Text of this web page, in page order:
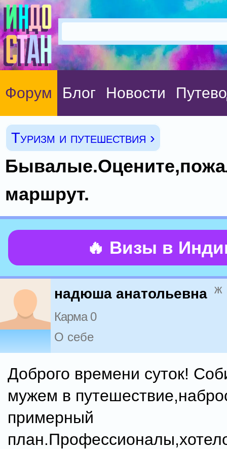
Форум Блог Новости
Туризм и путешествия ›
маршрут.
🔥 Визы в
надюша анатольевна ж
Карма 0
О себе
Доброго времени суток!
мужем в
примерный